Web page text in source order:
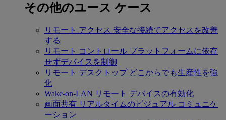
その他のユース ケース
リモート アクセス 安全な接続でアクセスを改善
する
リモート コントロール プラットフォームに依存
せずデバイスを制御
リモート デスクトップ どこからでも生産性を強
化
Wake-on-LAN リモート デバイスの有効化
画面共有 リアルタイムのビジュアル コミュニケ
ーション